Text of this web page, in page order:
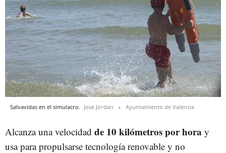
Salvavidas en el simulacro. Jose Jordan Ayuntamiento de Valencia
Alcanza una velocidad de 10 kilómetros por hora y
usa para propulsarse tecnología renovable y no